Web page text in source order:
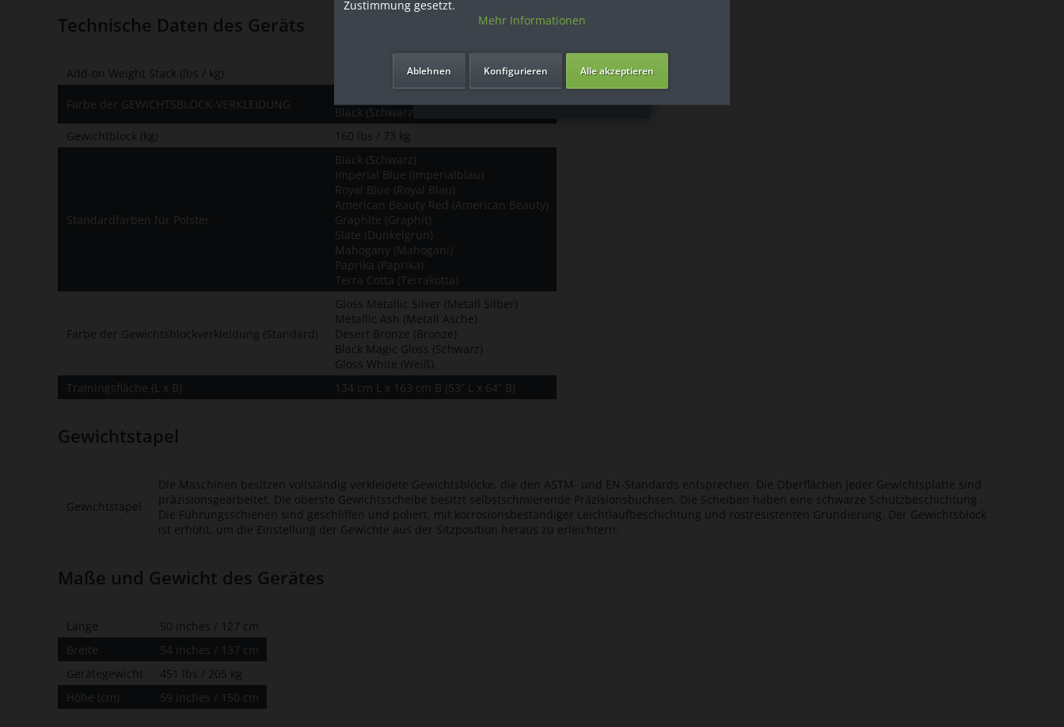
Technische Daten des Geräts
Add-on Weight Stack (lbs / kg)
Farbe der GEWICHTSBLOCK-VERKLEIDUNG
Black (Schwarz)
Gewichtblock (kg)
160 lbs / 73 kg
Standardfarben für Polster
Black (Schwarz)
Imperial Blue (Imperialblau)
Royal Blue (Royal Blau)
American Beauty Red (American Beauty)
Graphite (Graphit)
Slate (Dunkelgrün)
Mahogany (Mahogani)
Paprika (Paprika)
Terra Cotta (Terrakotta)
Farbe der Gewichtsblockverkleidung (Standard)
Gloss Metallic Silver (Metall Silber)
Metallic Ash (Metall Asche)
Desert Bronze (Bronze)
Black Magic Gloss (Schwarz)
Gloss White (Weiß)
Trainingsfläche (L x B)
134 cm L x 163 cm B (53” L x 64” B)
Gewichtstapel
Gewichtstapel
Die Maschinen besitzen vollständig verkleidete Gewichtsblöcke, die den ASTM- und EN-Standards entsprechen. Die Oberflächen jeder Gewichtsplatte sind
präzisionsgearbeitet. Die oberste Gewichtsscheibe besitzt selbstschmierende Präzisionsbuchsen. Die Scheiben haben eine schwarze Schutzbeschichtung .
Die Führungsschienen sind geschliffen und poliert, mit korrosionsbeständiger Leichtlaufbeschichtung und rostresistenten Grundierung. Der Gewichtsblock
ist erhöht, um die Einstellung der Gewichte aus der Sitzposition heraus zu erleichtern.
Maße und Gewicht des Gerätes
Länge
50 inches / 127 cm
Breite
54 inches / 137 cm
Gerätegewicht
451 lbs / 205 kg
Höhe (cm)
59 inches / 150 cm
Zustimmung gesetzt.
Mehr Informationen
Ablehnen Alle akzeptieren
Konfigurieren